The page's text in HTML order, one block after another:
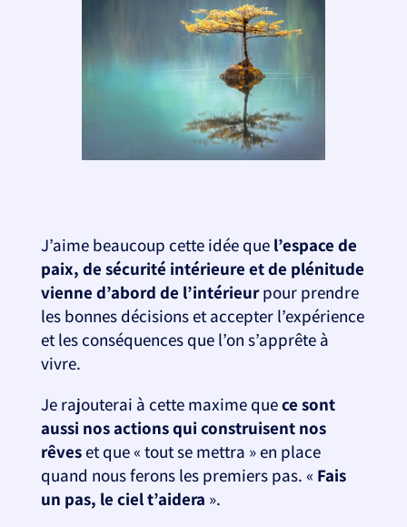
J’aime beaucoup cette idée que l’espace de
paix, de sécurité intérieure et de plénitude
vienne d’abord de l’intérieurpour prendre
les bonnes décisions et accepter l’expérience
et les conséquences que l’on s’apprête à
vivre.
Je rajouterai à cette maxime quece sont
aussi nos actions qui construisent nos
rêveset que « tout se mettra » en place
quand nous ferons les premiers pas. « Fais
un pas, le ciel t’aidera ».